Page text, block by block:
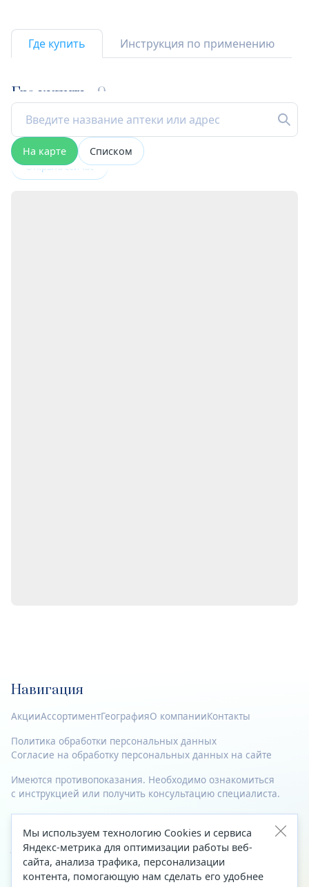
Где купить Инструкция по применению
Где купить 9
На карте Списком
Открыта сейчас
Навигация
АкцииАссортиментГеографияО компанииКонтакты
Политика обработки персональных данных
Согласие на обработку персональных данных на сайте
Имеются противопоказания. Необходимо ознакомиться
с инструкцией или получить консультацию специалиста.
© 2023—2026 Все права защищены.
Адрес
Архангельск, ул. Папанина, д. 19 (вход в здание со стороны
Мы используем технологию Cookies и сервиса
Яндекс-метрика для оптимизации работы веб-
сайта, анализа трафика, персонализации
контента, помогающую нам сделать его удобнее